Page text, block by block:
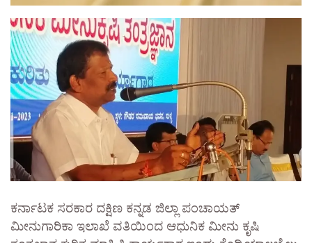
ಕರ್ನಾಟಕ ಸರಕಾರ ದಕ್ಷಿಣ ಕನ್ನಡ ಜಿಲ್ಲಾ ಪಂಚಾಯತ್
ಮೀನುಗಾರಿಕಾ ಇಲಾಖೆ ವತಿಯಿಂದ ಆಧುನಿಕ ಮೀನು ಕೃಷಿ